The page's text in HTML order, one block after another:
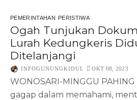
PEMERINTAHAN PERISTIWA
Ogah Tunjukan
Lurah Kedungkeris
Ditelanjangi
INFOGUNUNGKIDUL OKT 08, 2023
WONOSARI-MINGGU
gagap dalam memahami,